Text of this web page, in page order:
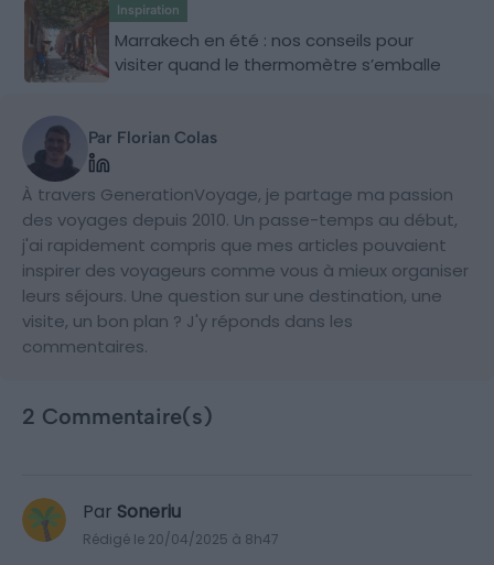
Inspiration
Marrakech en été : nos conseils pour
visiter quand le thermomètre s’emballe
Par Florian Colas
À travers GenerationVoyage, je partage ma passion
des voyages depuis 2010. Un passe-temps au début,
j'ai rapidement compris que mes articles pouvaient
inspirer des voyageurs comme vous à mieux organiser
leurs séjours. Une question sur une destination, une
visite, un bon plan ? J'y réponds dans les
commentaires.
2 Commentaire(s)
Par Soneriu
Rédigé le 20/04/2025 à 8h47